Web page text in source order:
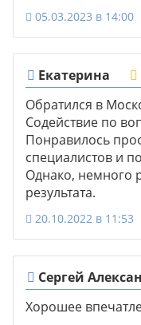
05.03.2023 в 14:00
Екатерина
Обратился в
Содействие по
Понравилось
специалистов и
Однако, немного
результата.
20.10.2022 в 11:53
Сергей
Хорошее